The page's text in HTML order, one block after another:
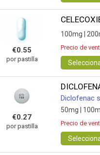
€0.55
por pastilla
100mg |
Precio de
€0.27
por pastilla
Diclofenac
50mg |
Precio de